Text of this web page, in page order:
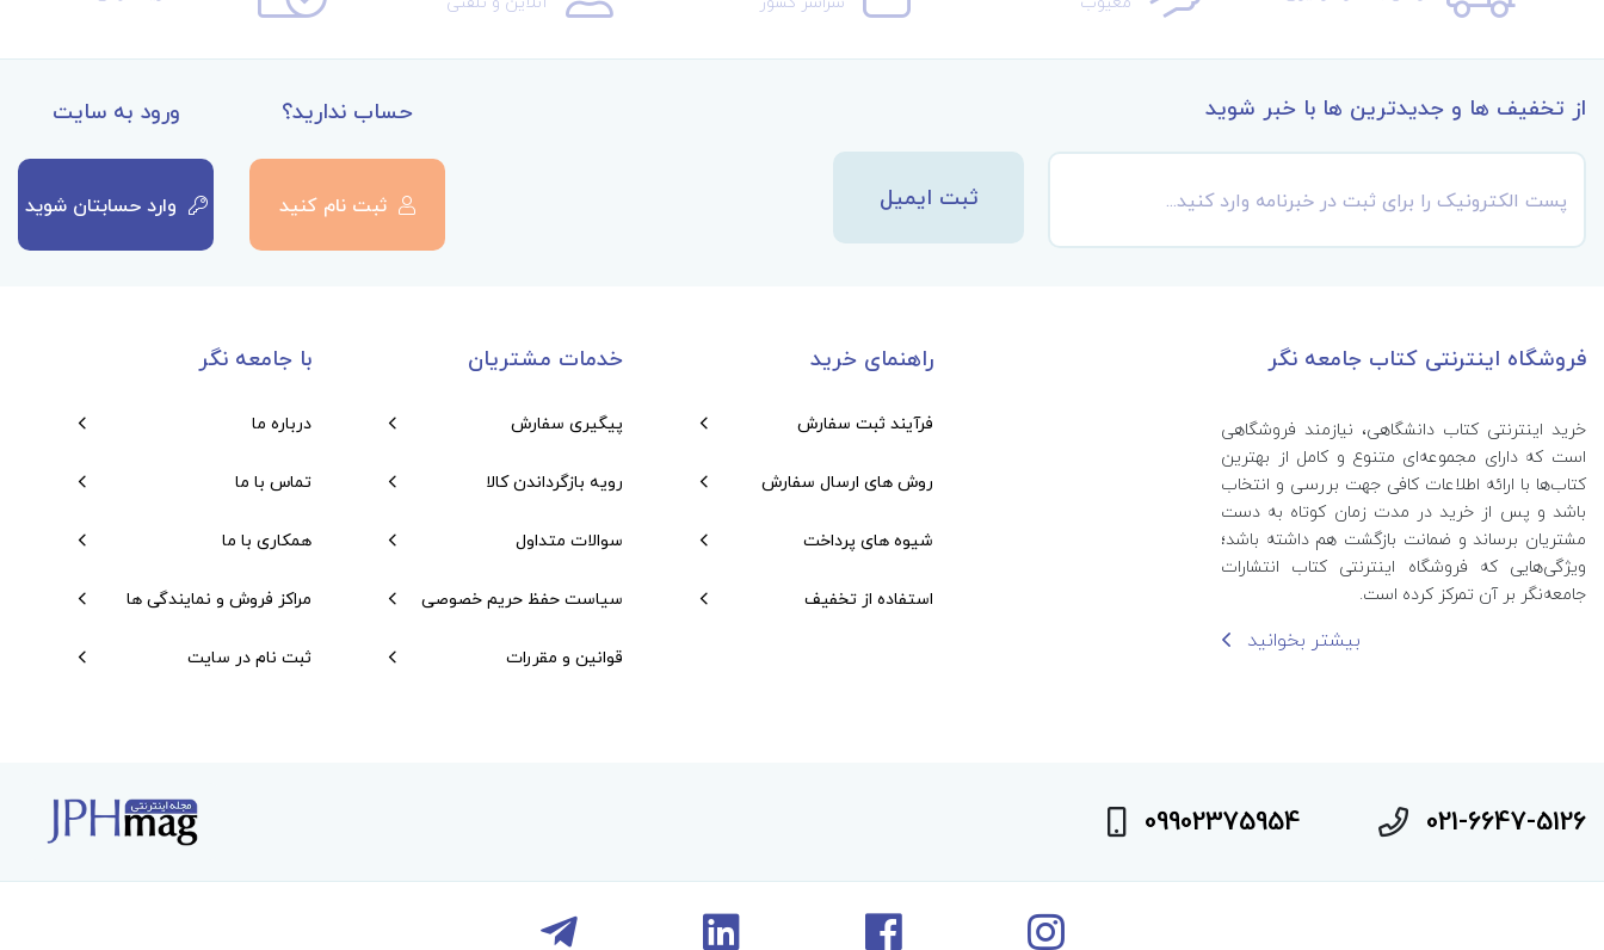
از تخفیف ها و جدیدترین ها با خبر شوید
ثبت ایمیل
ورود به سایت
وارد حسابتان شوید
حساب ندارید؟
ثبت نام کنید
فروشگاه اینترنتی کتاب جامعه نگر
خرید اینترنتی کتاب‌ دانشگاهی، نیازمند فروشگاهی
است که دارای مجموعه‌ای متنوع و کامل از بهترین
کتاب‌ها با ارائه اطلاعات کافی جهت بررسی و انتخاب
باشد و پس از خرید در مدت زمان کوتاه به دست
مشتریان برساند و ضمانت بازگشت هم داشته باشد؛
ویژگی‌هایی که فروشگاه اینترنتی کتاب انتشارات
جامعه‌نگر بر آن تمرکز کرده است.
بیشتر بخوانید
راهنمای خرید
فرآیند ثبت سفارش
روش های ارسال سفارش
شیوه های پرداخت
استفاده از تخفیف
خدمات مشتریان
پیگیری سفارش
رویه بازگرداندن کالا
سوالات متداول
سیاست حفظ حریم خصوصی
قوانین و مقررات
با جامعه نگر
درباره ما
تماس با ما
همکاری با ما
مراکز فروش و نمایندگی ها
ثبت نام در سایت
021-6647-5126
09902375954